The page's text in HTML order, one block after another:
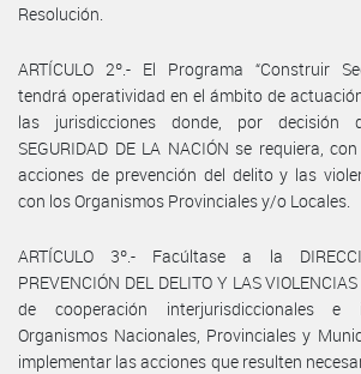
Resolución.
ARTÍCULO 2º.- El Programa “Construir
tendrá operatividad en el ámbito de
las jurisdicciones donde, por decisión
SEGURIDAD DE LA NACIÓN se requiera,
acciones de prevención del delito y las
con los Organismos Provinciales y/o Locales.
ARTÍCULO 3º.- Facúltase a la
PREVENCIÓN DEL DELITO Y LAS
de cooperación interjurisdiccionales e
Organismos Nacionales, Provinciales y
implementar las acciones que resulten